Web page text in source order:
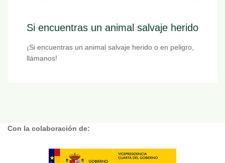
Si encuentras un animal salvaje herido
¡Si encuentras un animal salvaje herido o en peligro,
llámanos!
Con la colaboración de: